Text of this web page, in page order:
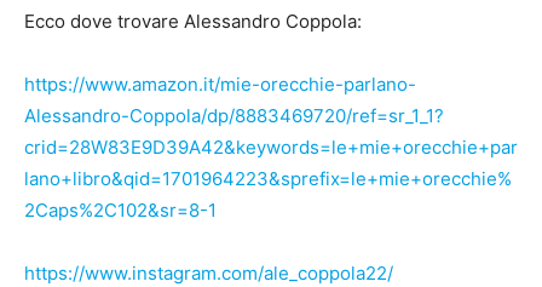
Ecco dove trovare Alessandro Coppola:
https://www.amazon.it/mie-orecchie-parlano-
Alessandro-Coppola/dp/8883469720/ref=sr_1_1?
crid=28W83E9D39A42&keywords=le+mie+orecchie+par
lano+libro&qid=1701964223&sprefix=le+mie+orecchie%
2Caps%2C102&sr=8-1
https://www.instagram.com/ale_coppola22/